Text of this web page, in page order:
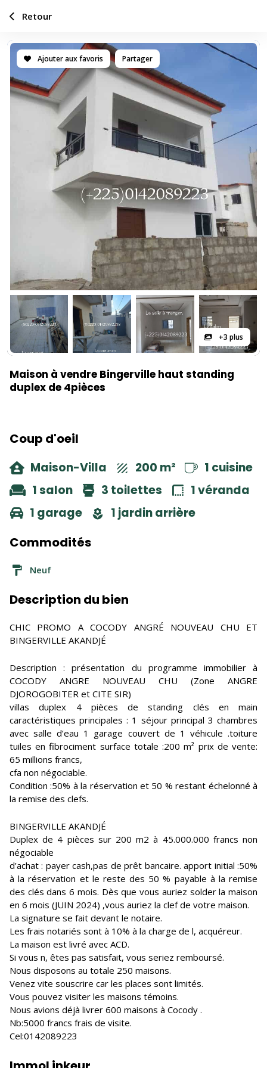
Ajouter aux favoris Partager
+3 plus
Maison à vendre Bingerville haut standing
duplex de 4pièces
Coup d'oeil
Maison-Villa 200 m²
1 cuisine
1 salon
3 toilettes
1 véranda
1 garage
1 jardin arrière
Commodités
Neuf
Description du bien
CHIC PROMO A COCODY ANGRÉ NOUVEAU CHU ET
BINGERVILLE AKANDJÉ
Description : présentation du programme immobilier à
COCODY ANGRE NOUVEAU CHU (Zone ANGRE
DJOROGOBITER et CITE SIR)
villas duplex 4 pièces de standing clés en main
caractéristiques principales : 1 séjour principal 3 chambres
avec salle d’eau 1 garage couvert de 1 véhicule .toiture
tuiles en fibrociment surface totale :200 m² prix de vente:
65 millions francs,
cfa non négociable.
Condition :50% à la réservation et 50 % restant échelonné à
la remise des clefs.
BINGERVILLE AKANDJÉ
Duplex de 4 pièces sur 200 m2 à 45.000.000 francs non
négociable
d’achat : payer cash,pas de prêt bancaire. apport initial :50%
à la réservation et le reste des 50 % payable à la remise
des clés dans 6 mois. Dès que vous auriez solder la maison
en 6 mois (JUIN 2024) ,vous auriez la clef de votre maison.
La signature se fait devant le notaire.
Les frais notariés sont à 10% à la charge de l, acquéreur.
La maison est livré avec ACD.
Si vous n, êtes pas satisfait, vous seriez remboursé.
Nous disposons au totale 250 maisons.
Venez vite souscrire car les places sont limités.
Vous pouvez visiter les maisons témoins.
Nous avions déjà livrer 600 maisons à Cocody .
Nb:5000 francs frais de visite.
Cel:0142089223
Retour